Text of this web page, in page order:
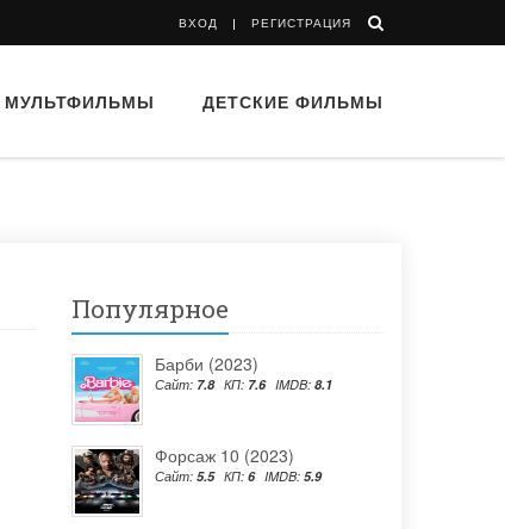
ВХОД РЕГИСТРАЦИЯ
МУЛЬТФИЛЬМЫ ДЕТСКИЕ ФИЛЬМЫ
Популярное
Барби (2023)
Сайт: 7.8 КП: 7.6 IMDB: 8.1
Форсаж 10 (2023)
Сайт: 5.5 КП: 6 IMDB: 5.9